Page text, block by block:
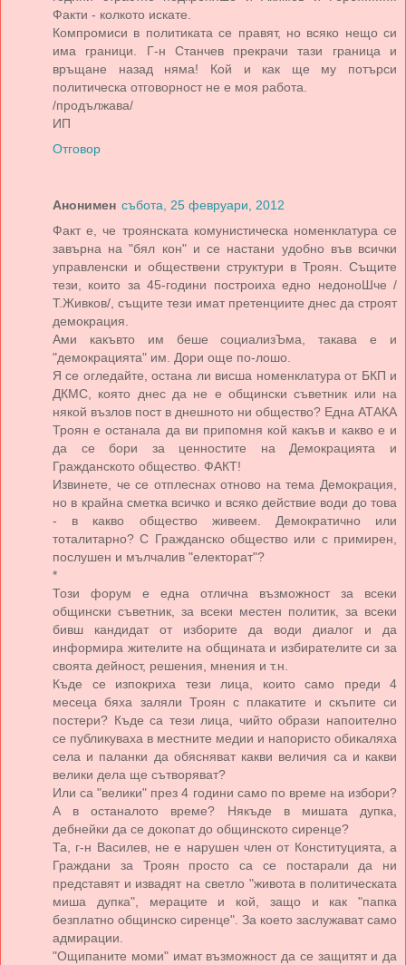
Факти - колкото искате.
Компромиси в политиката се правят, но всяко нещо си
има граници. Г-н Станчев прекрачи тази граница и
връщане назад няма! Кой и как ще му потърси
политическа отговорност не е моя работа.
/продължава/
ИП
Отговор
Анонимен събота, 25 февруари, 2012
Факт е, че троянската комунистическа номенклатура се
завърна на "бял кон" и се настани удобно във всички
управленски и обществени структури в Троян. Същите
тези, които за 45-години построиха едно недоноШче /
Т.Живков/, същите тези имат претенциите днес да строят
демокрация.
Ами какъвто им беше социализЪма, такава е и
"демокрацията" им. Дори още по-лошо.
Я се огледайте, остана ли висша номенклатура от БКП и
ДКМС, която днес да не е общински съветник или на
някой възлов пост в днешното ни общество? Една АТАКА
Троян е останала да ви припомня кой какъв и какво е и
да се бори за ценностите на Демокрацията и
Гражданското общество. ФАКТ!
Извинете, че се отплеснах отново на тема Демокрация,
но в крайна сметка всичко и всяко действие води до това
- в какво общество живеем. Демократично или
тоталитарно? С Гражданско общество или с примирен,
послушен и мълчалив "електорат"?
*
Този форум е една отлична възможност за всеки
общински съветник, за всеки местен политик, за всеки
бивш кандидат от изборите да води диалог и да
информира жителите на общината и избирателите си за
своята дейност, решения, мнения и т.н.
Къде се изпокриха тези лица, които само преди 4
месеца бяха заляли Троян с плакатите и скъпите си
постери? Къде са тези лица, чийто образи напоително
се публикуваха в местните медии и напористо обикаляха
села и паланки да обясняват какви величия са и какви
велики дела ще сътворяват?
Или са "велики" през 4 години само по време на избори?
А в останалото време? Някъде в мишата дупка,
дебнейки да се докопат до общинското сиренце?
Та, г-н Василев, не е нарушен член от Конституцията, а
Граждани за Троян просто са се постарали да ни
представят и извадят на светло "живота в политическата
миша дупка", мераците и кой, защо и как "папка
безплатно общинско сиренце". За което заслужават само
адмирации.
"Ощипаните моми" имат възможност да се защитят и да